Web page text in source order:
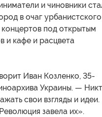
и чиновники
в очаг урбанистского
под открытым
и кафе и расцвета
Иван Козленко, 35-
Украины. —
свои взгляды и идеи.
завела их».